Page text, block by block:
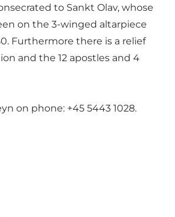
to Sankt Olav, whose
on the 3-winged altarpiece
Furthermore there is a relief
and the 12 apostles and 4
on phone: +45 5443 1028.